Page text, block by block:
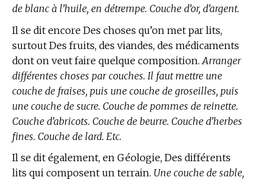
de blanc à l’huile, en détrempe. Couche d’or, d’argent.
Il se dit encore Des choses qu’on met par lits,
surtout Des fruits, des viandes, des médicaments
dont on veut faire quelque composition. Arranger
différentes choses par couches. Il faut mettre une
couche de fraises, puis une couche de groseilles, puis
une couche de sucre. Couche de pommes de reinette.
Couche d’abricots. Couche de beurre. Couche d’herbes
fines. Couche de lard. Etc.
Il se dit également, en Géologie, Des différents
lits qui composent un terrain. Une couche de sable,